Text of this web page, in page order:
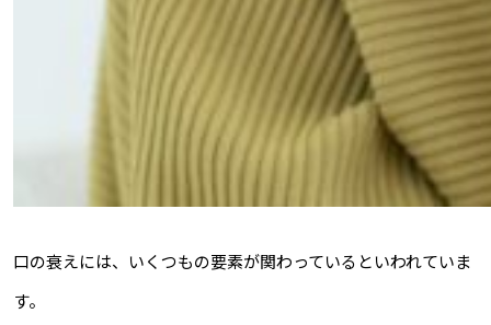
口の衰えには、いくつもの要素が関わっているといわれていま
す。